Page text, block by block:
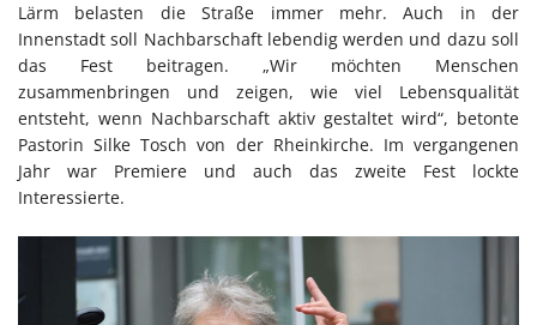
Lärm belasten die Straße immer mehr. Auch in der
Innenstadt soll Nachbarschaft lebendig werden und dazu soll
das Fest beitragen. „Wir möchten Menschen
zusammenbringen und zeigen, wie viel Lebensqualität
entsteht, wenn Nachbarschaft aktiv gestaltet wird“, betonte
Pastorin Silke Tosch von der Rheinkirche. Im vergangenen
Jahr war Premiere und auch das zweite Fest lockte
Interessierte.